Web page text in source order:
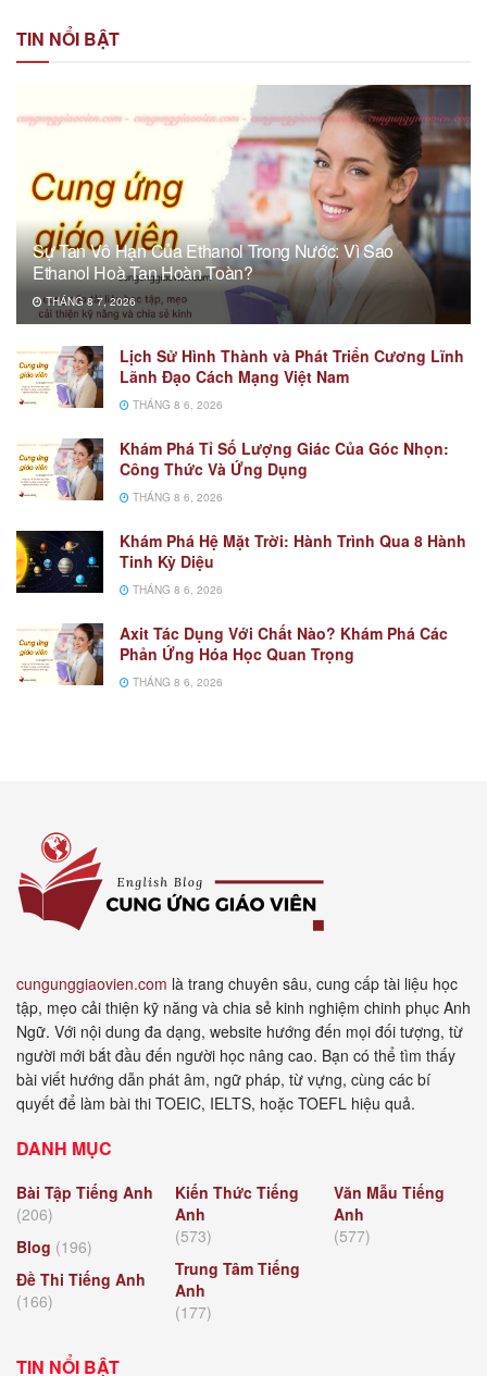
TIN NỔI BẬT
Sự Tan Vô Hạn Của Ethanol Trong Nước: Vì Sao
Ethanol Hoà Tan Hoàn Toàn?
THÁNG 8 7, 2026
Lịch Sử Hình Thành và Phát Triển Cương Lĩnh
Lãnh Đạo Cách Mạng Việt Nam
THÁNG 8 6, 2026
Khám Phá Tỉ Số Lượng Giác Của Góc Nhọn:
Công Thức Và Ứng Dụng
THÁNG 8 6, 2026
Khám Phá Hệ Mặt Trời: Hành Trình Qua 8 Hành
Tinh Kỳ Diệu
THÁNG 8 6, 2026
Axit Tác Dụng Với Chất Nào? Khám Phá Các
Phản Ứng Hóa Học Quan Trọng
THÁNG 8 6, 2026
cungunggiaovien.com là trang chuyên sâu, cung cấp tài liệu học
tập, mẹo cải thiện kỹ năng và chia sẻ kinh nghiệm chinh phục Anh
Ngữ. Với nội dung đa dạng, website hướng đến mọi đối tượng, từ
người mới bắt đầu đến người học nâng cao. Bạn có thể tìm thấy
bài viết hướng dẫn phát âm, ngữ pháp, từ vựng, cùng các bí
quyết để làm bài thi TOEIC, IELTS, hoặc TOEFL hiệu quả.
DANH MỤC
Bài Tập Tiếng Anh
(206)
Blog (196)
Đề Thi Tiếng Anh
(166)
Kiến Thức Tiếng
Anh
(573)
Trung Tâm Tiếng
Anh
(177)
Văn Mẫu Tiếng
Anh
(577)
TIN NỔI BẬT